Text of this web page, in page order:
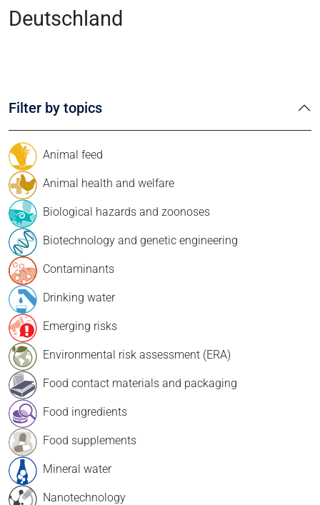
Deutschland
Filter by topics
Animal feed
Animal health and welfare
Biological hazards and zoonoses
Biotechnology and genetic engineering
Contaminants
Drinking water
Emerging risks
Environmental risk assessment (ERA)
Food contact materials and packaging
Food ingredients
Food supplements
Mineral water
Nanotechnology